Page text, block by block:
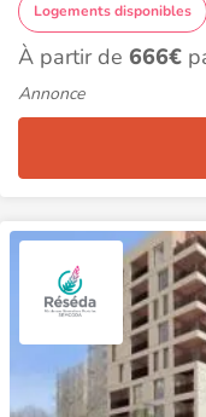
Logements disponibles
À partir de 666€
Annonce